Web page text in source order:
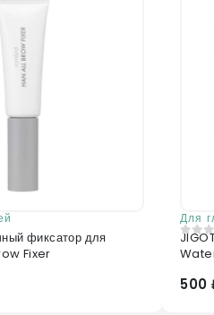
фиксатор для
Fixer
Для
0из 5
500